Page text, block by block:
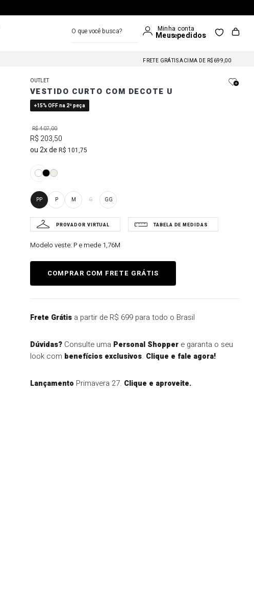
FRETE GRÁTIS ACIMA DE R$699,00
FRETE GRÁTIS NAS COMPRAS A PARTIR DE R$699
FRETE GRÁTIS ACIMA DE R$699,00
OUTLET
VESTIDO CURTO COM DECOTE U
+15% OFF na 2ª peça
R$407,00
R$ 203,50
2
R$ 101,75
PP P M G GG
Modelo veste: P e mede 1,76M
Frete Grátisa partir de R$ 699 para todo o Brasil
Dúvidas?Consulte uma Personal Shoppere garanta o seu
look com benefícios exclusivos. Clique e fale agora!
Lançamento Primavera 27. Clique e aproveite.